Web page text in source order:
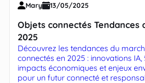
Mary 13/05/2025
Objets connectés Tendances
2025
Découvrez les tendances du
connectés en 2025 : innovations IA,
impacts économiques et enjeux
pour un futur connecté et